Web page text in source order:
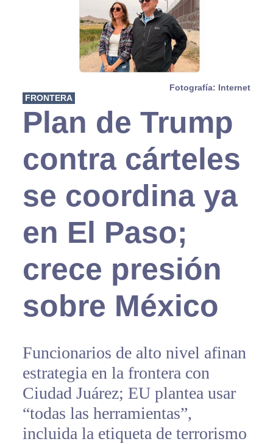
Fotografía: Internet
FRONTERA
Plan de Trump
contra cárteles
se coordina ya
en El Paso;
crece presión
sobre México
Funcionarios de alto nivel afinan
estrategia en la frontera con
Ciudad Juárez; EU plantea usar
“todas las herramientas”,
incluida la etiqueta de terrorismo